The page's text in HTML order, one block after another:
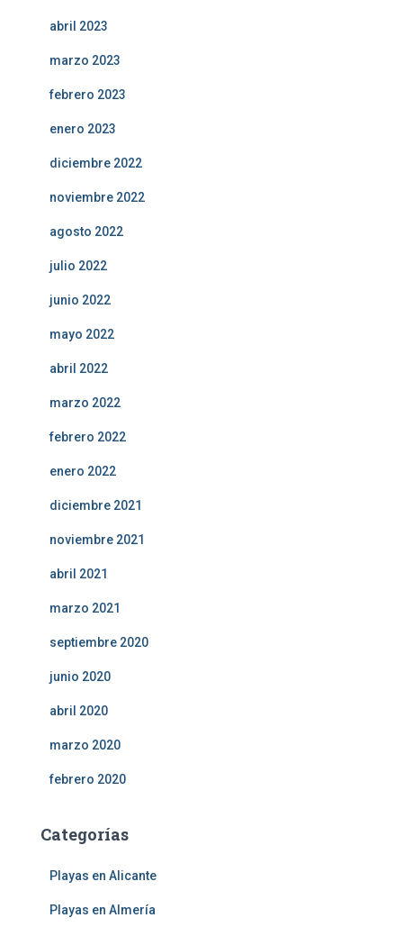
abril 2023
marzo 2023
febrero 2023
enero 2023
diciembre 2022
noviembre 2022
agosto 2022
julio 2022
junio 2022
mayo 2022
abril 2022
marzo 2022
febrero 2022
enero 2022
diciembre 2021
noviembre 2021
abril 2021
marzo 2021
septiembre 2020
junio 2020
abril 2020
marzo 2020
febrero 2020
Categorías
Playas en Alicante
Playas en Almería